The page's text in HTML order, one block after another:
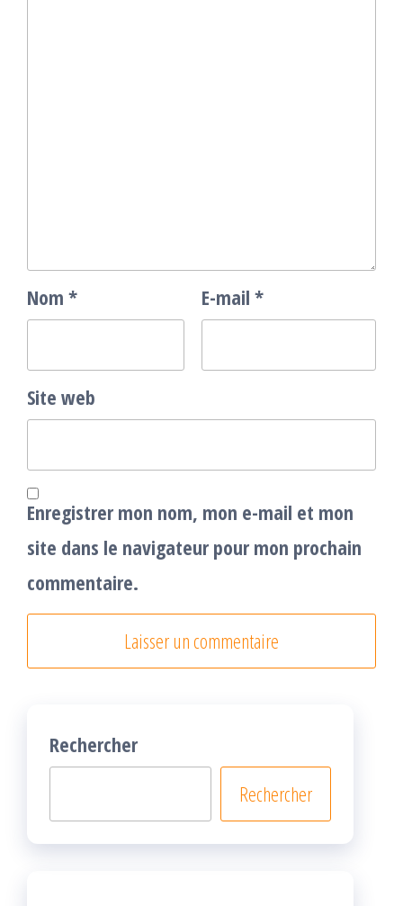
Nom * E-mail *
Site web
Enregistrer mon nom, mon e-mail et mon
site dans le navigateur pour mon prochain
commentaire.
Rechercher
Rechercher